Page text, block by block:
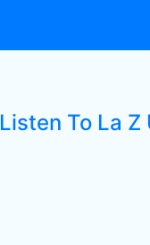
Listen To La